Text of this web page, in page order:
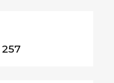
257